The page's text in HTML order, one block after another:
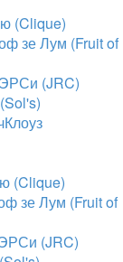
(Clique)
зе Лум (Fruit of
(JRC)
(Clique)
зе Лум (Fruit of
(JRC)